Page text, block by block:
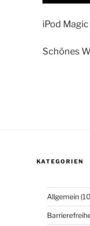
iPod
Schönes
KATEGORIEN
Allgemein